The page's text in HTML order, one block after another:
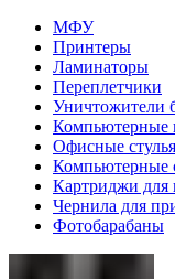
МФУ
Принтеры
Ламинаторы
Переплетчики
Уничтожители
Компьютерные
Офисные стулья
Компьютерные
Картриджи для
Чернила для
Фотобарабаны